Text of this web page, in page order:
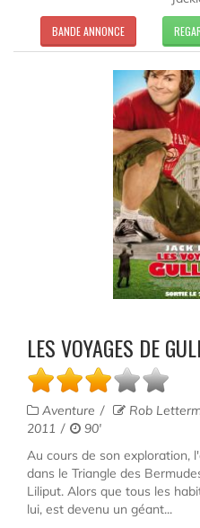
BANDE ANNONCE
LES VOYAGES DE
Aventure Rob
2011
90'
Au cours de son exploration,
dans le Triangle des
Liliput. Alors que tous les
lui, est devenu un géant...